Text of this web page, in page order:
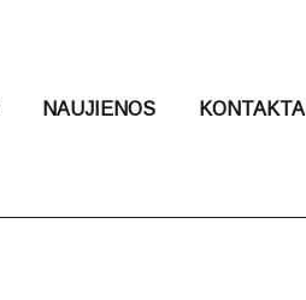
NAUJIENOS KONTAKTAI